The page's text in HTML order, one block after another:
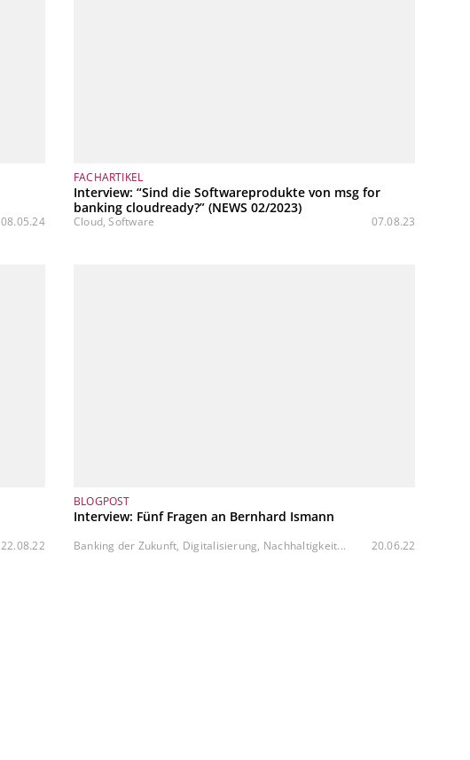
08.05.24
FACHARTIKEL
Interview: “Sind die Softwareprodukte von msg for
banking cloudready?” (NEWS 02/2023)
Cloud, Software 07.08.23
22.08.22
BLOGPOST
Interview: Fünf Fragen an Bernhard Ismann
Banking der Zukunft, Digitalisierung, Nachhaltigkeit... 20.06.22